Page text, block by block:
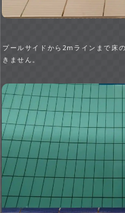
プールサイドから2mラインまで床
きません。